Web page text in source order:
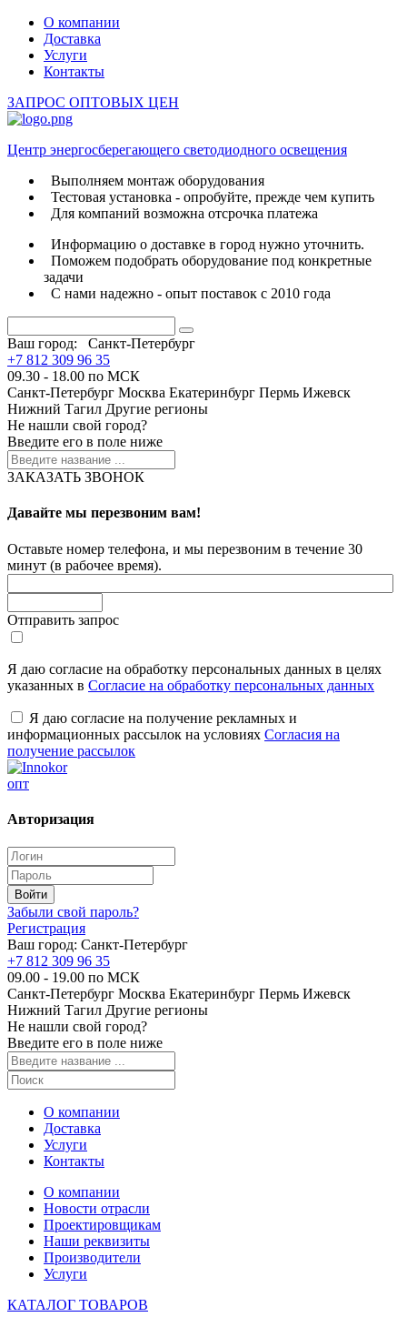
О компании
Доставка
Услуги
Контакты
ЗАПРОС ОПТОВЫХ ЦЕН
Центр энергосберегающего светодиодного освещения
Выполняем монтаж оборудования
Тестовая установка - опробуйте, прежде чем купить
Для компаний возможна отсрочка платежа
Информацию о доставке в город нужно уточнить.
Поможем подобрать оборудование под конкретные
задачи
С нами надежно - опыт поставок с 2010 года
Ваш город:
Санкт-Петербург
+7 812 309 96 35
09.30 - 18.00 по МСК
Санкт-Петербург Москва Екатеринбург Пермь Ижевск
Нижний Тагил Другие регионы
Не нашли свой город?
Введите его в поле ниже
ЗАКАЗАТЬ ЗВОНОК
Давайте мы перезвоним вам!
Оставьте номер телефона, и мы перезвоним в течение 30
минут (в рабочее время).
Отправить запрос
Я даю согласие на обработку персональных данных в целях
указанных в Согласие на обработку персональных данных
Я даю согласие на получение рекламных и
информационных рассылок на условиях Согласия на
получение рассылок
опт
Авторизация
Забыли свой пароль?
Регистрация
Ваш город: Санкт-Петербург
+7 812 309 96 35
09.00 - 19.00 по МСК
Санкт-Петербург Москва Екатеринбург Пермь Ижевск
Нижний Тагил Другие регионы
Не нашли свой город?
Введите его в поле ниже
О компании
Доставка
Услуги
Контакты
О компании
Новости отрасли
Проектировщикам
Наши реквизиты
Производители
Услуги
КАТАЛОГ ТОВАРОВ